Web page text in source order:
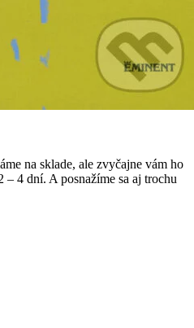
na sklade, ale zvyčajne vám ho
4 dní. A posnažíme sa aj trochu